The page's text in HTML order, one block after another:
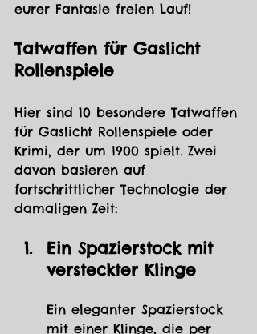
eurer Fantasie freien Lauf!
Tatwaffen für Gaslicht
Rollenspiele
Hier sind 10 besondere Tatwaffen
für Gaslicht Rollenspiele oder
Krimi, der um 1900 spielt. Zwei
davon basieren auf
fortschrittlicher Technologie der
damaligen Zeit:
Ein Spazierstock mit
versteckter Klinge
Ein eleganter Spazierstock
mit einer Klinge, die per